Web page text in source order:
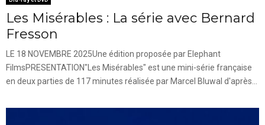
Les Misérables : La série avec Bernard
Fresson
LE 18 NOVEMBRE 2025Une édition proposée par Elephant
FilmsPRESENTATION"Les Misérables" est une mini-série française
en deux parties de 117 minutes réalisée par Marcel Bluwal d'après...